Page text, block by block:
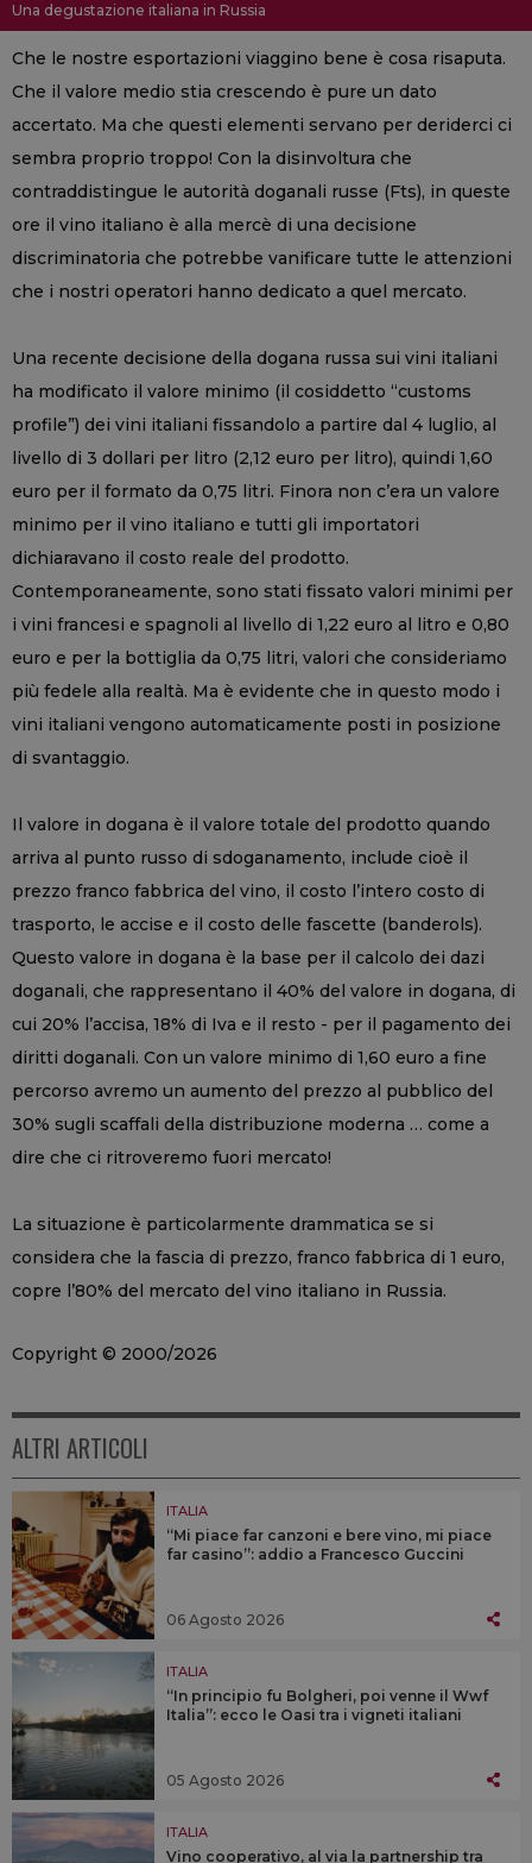
Una degustazione italiana in Russia
Che le nostre esportazioni viaggino bene è cosa risaputa.
Che il valore medio stia crescendo è pure un dato
accertato. Ma che questi elementi servano per deriderci ci
sembra proprio troppo! Con la disinvoltura che
contraddistingue le autorità doganali russe (Fts), in queste
ore il vino italiano è alla mercè di una decisione
discriminatoria che potrebbe vanificare tutte le attenzioni
che i nostri operatori hanno dedicato a quel mercato.
Una recente decisione della dogana russa sui vini italiani
ha modificato il valore minimo (il cosiddetto “customs
profile”) dei vini italiani fissandolo a partire dal 4 luglio, al
livello di 3 dollari per litro (2,12 euro per litro), quindi 1,60
euro per il formato da 0,75 litri. Finora non c’era un valore
minimo per il vino italiano e tutti gli importatori
dichiaravano il costo reale del prodotto.
Contemporaneamente, sono stati fissato valori minimi per
i vini francesi e spagnoli al livello di 1,22 euro al litro e 0,80
euro e per la bottiglia da 0,75 litri, valori che consideriamo
più fedele alla realtà. Ma è evidente che in questo modo i
vini italiani vengono automaticamente posti in posizione
di svantaggio.
Il valore in dogana è il valore totale del prodotto quando
arriva al punto russo di sdoganamento, include cioè il
prezzo franco fabbrica del vino, il costo l’intero costo di
trasporto, le accise e il costo delle fascette (banderols).
Questo valore in dogana è la base per il calcolo dei dazi
doganali, che rappresentano il 40% del valore in dogana, di
cui 20% l’accisa, 18% di Iva e il resto - per il pagamento dei
diritti doganali. Con un valore minimo di 1,60 euro a fine
percorso avremo un aumento del prezzo al pubblico del
30% sugli scaffali della distribuzione moderna … come a
dire che ci ritroveremo fuori mercato!
La situazione è particolarmente drammatica se si
considera che la fascia di prezzo, franco fabbrica di 1 euro,
copre l’80% del mercato del vino italiano in Russia.
Copyright © 2000/2026
ALTRI ARTICOLI
ITALIA
“Mi piace far canzoni e bere vino, mi piace
far casino”: addio a Francesco Guccini
06 Agosto 2026
ITALIA
“In principio fu Bolgheri, poi venne il Wwf
Italia”: ecco le Oasi tra i vigneti italiani
05 Agosto 2026
ITALIA
Vino cooperativo, al via la partnership tra